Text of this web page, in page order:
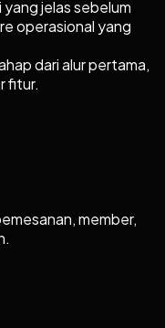
jelas sebelum
operasional yang
dari alur pertama,
fitur.
member,